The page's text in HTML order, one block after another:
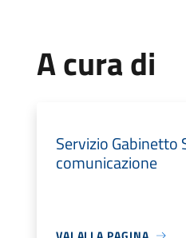
A cura di
Servizio Gabinetto
comunicazione